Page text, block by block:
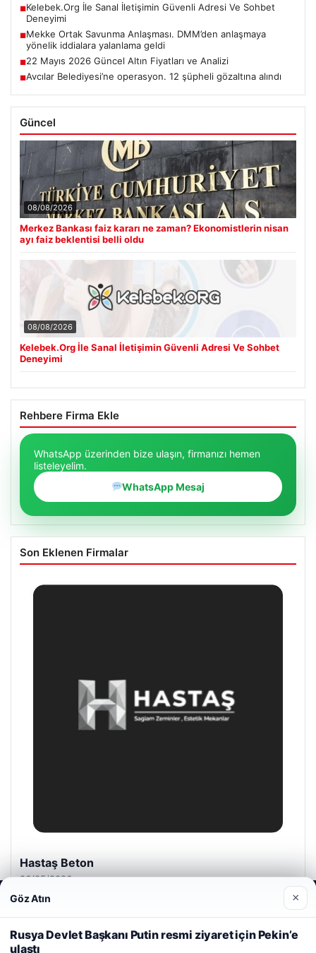
■Kelebek.Org İle Sanal İletişimin Güvenli Adresi Ve Sohbet
Deneyimi
■Mekke Ortak Savunma Anlaşması. DMM’den anlaşmaya
yönelik iddialara yalanlama geldi
■22 Mayıs 2026 Güncel Altın Fiyatları ve Analizi
■Avcılar Belediyesi’ne operasyon. 12 şüpheli gözaltına alındı
Güncel
08/08/2026
Merkez Bankası faiz kararı ne zaman? Ekonomistlerin nisan
ayı faiz beklentisi belli oldu
08/08/2026
Kelebek.Org İle Sanal İletişimin Güvenli Adresi Ve Sohbet
Deneyimi
Rehbere Firma Ekle
WhatsApp üzerinden bize ulaşın, firmanızı hemen
listeleyelim.
WhatsApp Mesaj
Son Eklenen Firmalar
Hastaş Beton
26/05/2026
Web sitemizi nasıl kullandığınızı daha iyi anlayabilmek,
deneyiminizi kişiselleştirmek ve geliştirmek amacıyla çerezler
kullanıyoruz. Çerez Politikamız
Reddet
Göz Atın ×
Rusya Devlet Başkanı Putin resmi ziyaret için Pekin’e
ulaştı